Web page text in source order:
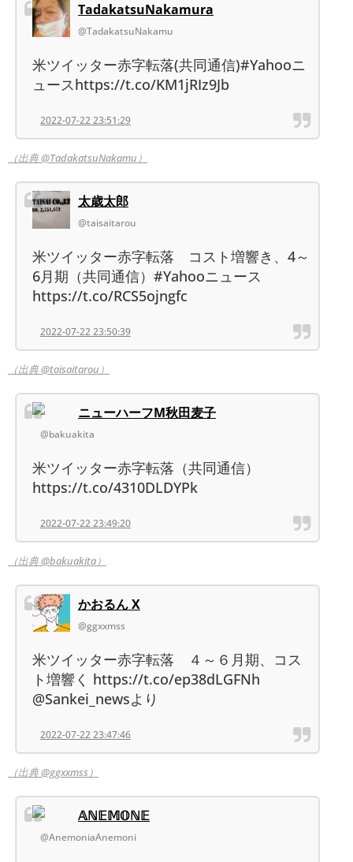
TadakatsuNakamura
@TadakatsuNakamu
米ツイッター赤字転落(共同通信)#Yahooニ
ュースhttps://t.co/KM1jRIz9Jb
2022-07-22 23:51:29
（出典 @TadakatsuNakamu）
太歳太郎
@taisaitarou
米ツイッター赤字転落 コスト増響き、4～
6月期（共同通信）#Yahooニュース
https://t.co/RCS5ojngfc
2022-07-22 23:50:39
（出典 @taisaitarou）
ニューハーフM秋田麦子
@bakuakita
米ツイッター赤字転落（共同通信）
https://t.co/4310DLDYPk
2022-07-22 23:49:20
（出典 @bakuakita）
かおるん X
@ggxxmss
米ツイッター赤字転落 ４～６月期、コス
ト増響く https://t.co/ep38dLGFNh
@Sankei_newsより
2022-07-22 23:47:46
（出典 @ggxxmss）
𝔸ℕ𝔼𝕄𝕆ℕ𝔼
@AnemoniaAnemoni